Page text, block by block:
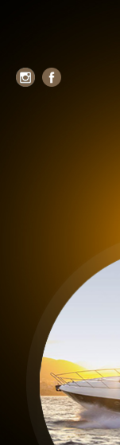
Alojamiento
Belleza y relax
Reservas de mesas VIP
Chefs y Catering
Celebraciones
Guía acompañante